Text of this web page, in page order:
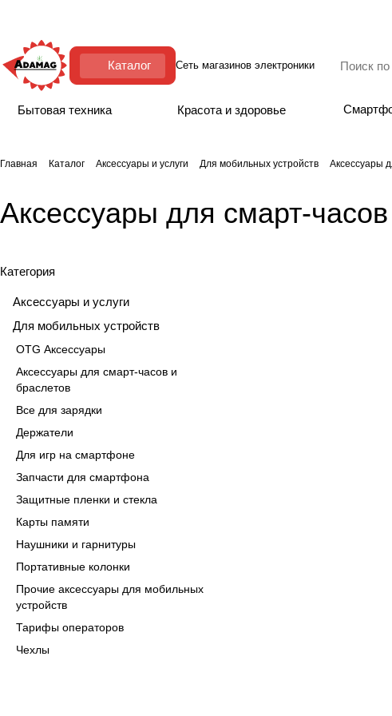
Каталог Сеть магазинов электроники
Бытовая техника Красота и здоровье
Главная Каталог Аксессуары и услуги Для мобильных устройств Аксессуары
Аксессуары для смарт-
Категория
Аксессуары и услуги
Для мобильных устройств
OTG Аксессуары
Аксессуары для смарт-часов и
браслетов
Все для зарядки
Держатели
Для игр на смартфоне
Запчасти для смартфона
Защитные пленки и стекла
Карты памяти
Наушники и гарнитуры
Портативные колонки
Прочие аксессуары для мобильных
устройств
Тарифы операторов
Чехлы